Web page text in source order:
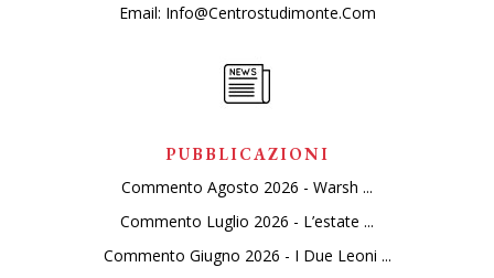
Email: Info@centrostudimonte.com
PUBBLICAZIONI
Commento Agosto 2026 - Warsh ...
Commento Luglio 2026 - L’estate ...
Commento Giugno 2026 - I Due Leoni ...